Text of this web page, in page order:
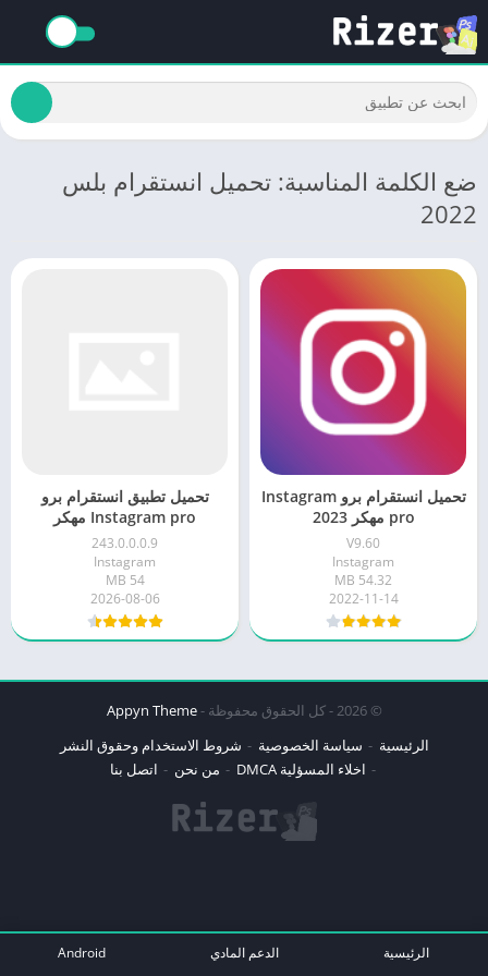
ضع الكلمة المناسبة: تحميل انستقرام بلس
2022
تحميل انستقرام برو Instagram
pro مهكر 2023
V9.60
Instagram
54.32 MB
2022-11-14
تحميل تطبيق انستقرام برو
Instagram pro مهكر
243.0.0.0.9
Instagram
54 MB
2026-08-06
© 2026 - كل الحقوق محفوظة -
Appyn Theme
الرئيسية
سياسة الخصوصية
شروط الاستخدام وحقوق النشر
اخلاء المسؤلية DMCA
من نحن اتصل بنا
الرئيسية الدعم المادي Android